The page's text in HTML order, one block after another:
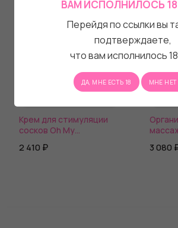
Крем для стимуляции
сосков Oh My
2 410 ₽ 3 080
ВАМ ИСПОЛНИЛОСЬ 18
Перейдя по ссылки вы
подтверждаете,
что вам исполнилось
ДА, МНЕ ЕСТЬ 18 МНЕ НЕТ